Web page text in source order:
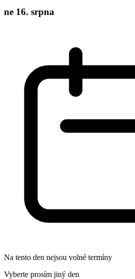
ne 16. srpna
Na tento den nejsou volné termíny
Vyberte prosím jiný den